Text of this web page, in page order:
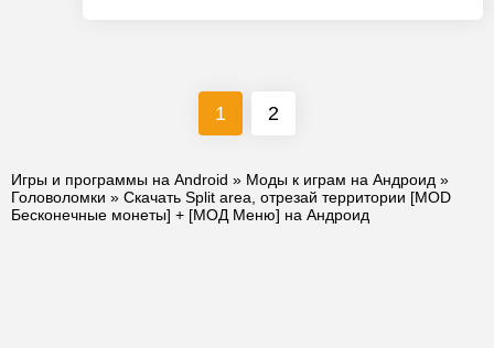
1 2
Игры и программы на Android » Моды к играм на Андроид »
Головоломки » Скачать Split area, отрезай территории [MOD
Бесконечные монеты] + [МОД Меню] на Андроид